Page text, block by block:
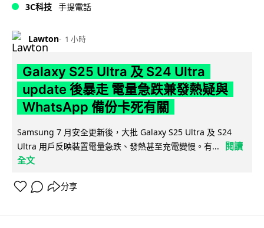
3C科技 手提電話
Lawton 1 小時
Galaxy S25 Ultra 及 S24 Ultra
update 後暴走 電量急跌兼發熱疑與
WhatsApp 備份卡死有關
Samsung 7 月安全更新後，大批 Galaxy S25 Ultra 及 S24
Ultra 用戶反映裝置電量急跌、發熱甚至充電變慢。有...
閱讀
全文
分享